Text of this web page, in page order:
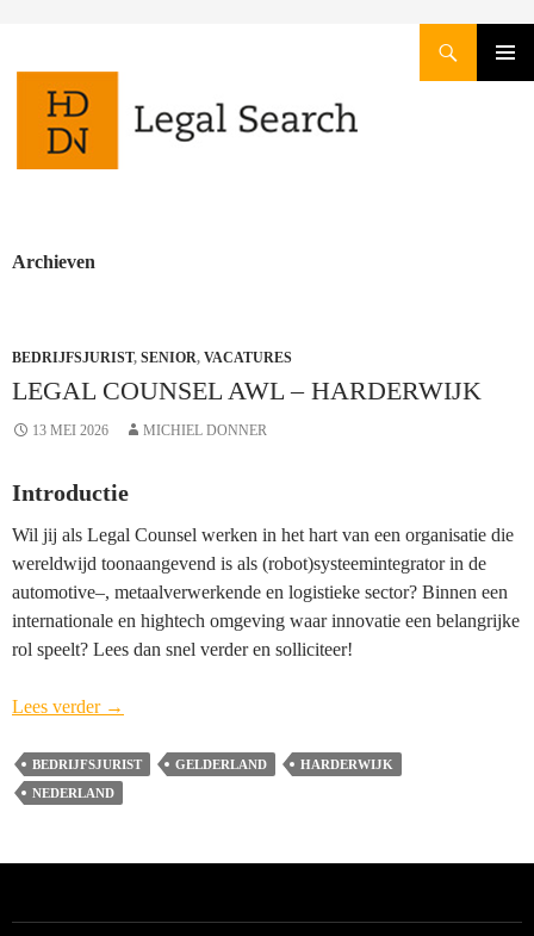
GA
NAAR
INHOUD
Archieven
BEDRIJFSJURIST, SENIOR, VACATURES
LEGAL COUNSEL AWL – HARDERWIJK
13 MEI 2026 MICHIEL DONNER
Introductie
Wil jij als Legal Counsel werken in het hart van een organisatie die
wereldwijd toonaangevend is als (robot)systeemintegrator in de
automotive–, metaalverwerkende en logistieke sector? Binnen een
internationale en hightech omgeving waar innovatie een belangrijke
rol speelt? Lees dan snel verder en solliciteer!
Lees verder Legal
AWL
–
→
BEDRIJFSJURIST GELDERLAND
HARDERWIJK
NEDERLAND